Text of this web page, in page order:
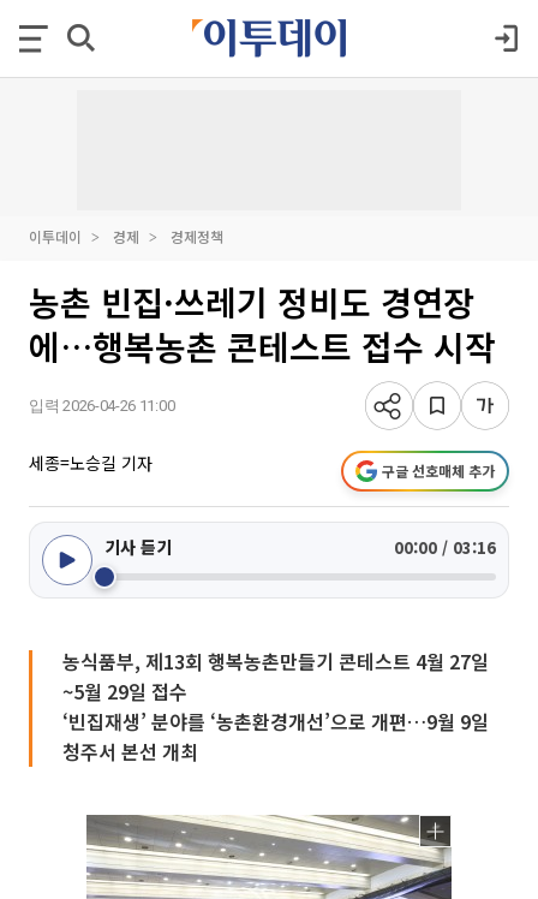
이투데이 경제 경제정책
농촌 빈집·쓰레기 정비도 경연장
에…행복농촌 콘테스트 접수 시작
입력 2026-04-26 11:00
세종=노승길 기자 구글 선호매체 추가
기사 듣기 00:00 / 03:16
농식품부, 제13회 행복농촌만들기 콘테스트 4월 27일
~5월 29일 접수
‘빈집재생’ 분야를 ‘농촌환경개선’으로 개편…9월 9일
청주서 본선 개최